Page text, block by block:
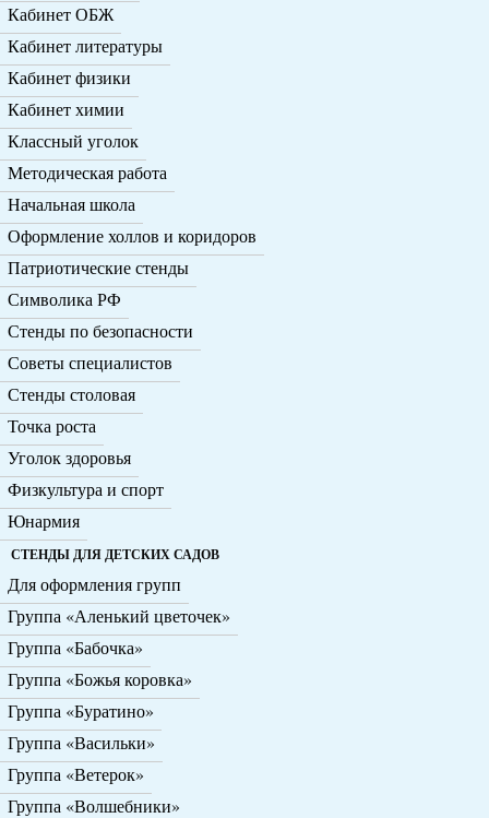
Кабинет ОБЖ
Кабинет литературы
Кабинет физики
Кабинет химии
Классный уголок
Методическая работа
Начальная школа
Оформление холлов и коридоров
Патриотические стенды
Символика РФ
Стенды по безопасности
Советы специалистов
Стенды столовая
Точка роста
Уголок здоровья
Физкультура и спорт
Юнармия
СТЕНДЫ ДЛЯ ДЕТСКИХ САДОВ
Для оформления групп
Группа «Аленький цветочек»
Группа «Бабочка»
Группа «Божья коровка»
Группа «Буратино»
Группа «Васильки»
Группа «Ветерок»
Группа «Волшебники»